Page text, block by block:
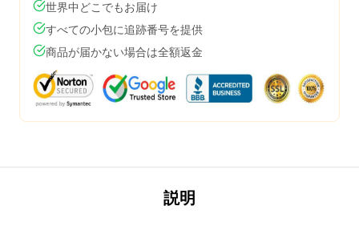
世界中どこでもお届け
すべての小包に追跡番号を提供
商品が届かない場合は全額返金
説明